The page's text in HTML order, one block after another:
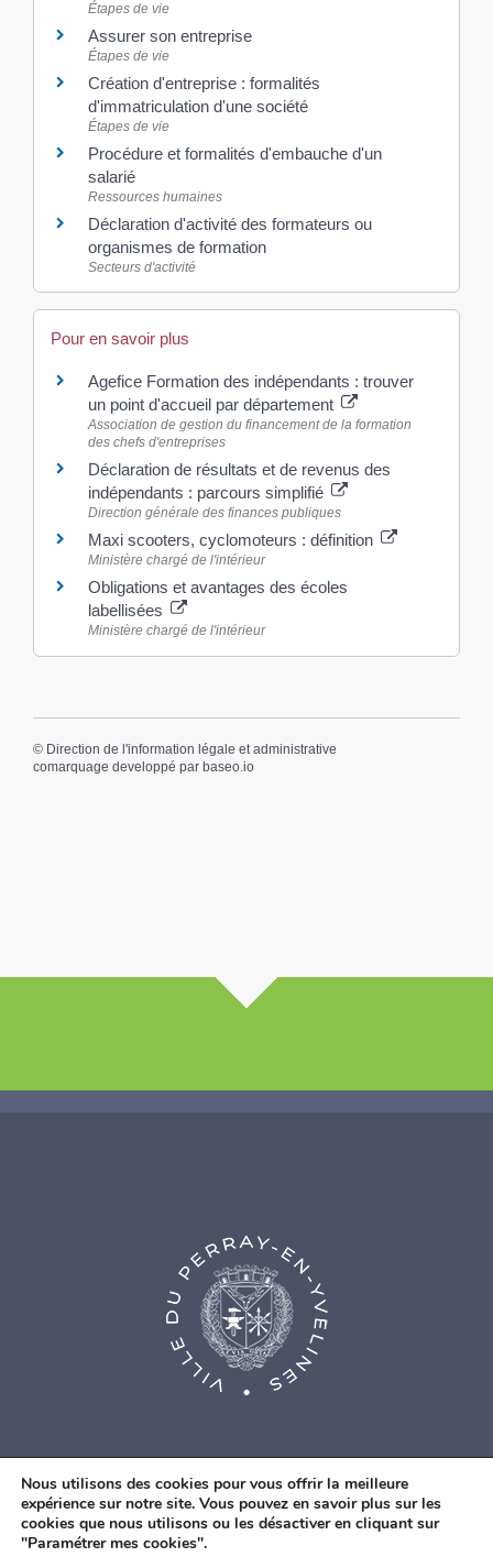
Étapes de vie
Assurer son entreprise
Étapes de vie
Création d'entreprise : formalités
d'immatriculation d'une société
Étapes de vie
Procédure et formalités d'embauche d'un
salarié
Ressources humaines
Déclaration d'activité des formateurs ou
organismes de formation
Secteurs d'activité
Pour en savoir plus
Agefice Formation des indépendants : trouver
un point d'accueil par département
Association de gestion du financement de la formation
des chefs d'entreprises
Déclaration de résultats et de revenus des
indépendants : parcours simplifié
Direction générale des finances publiques
Maxi scooters, cyclomoteurs : définition
Ministère chargé de l'intérieur
Obligations et avantages des écoles
labellisées
Ministère chargé de l'intérieur
© Direction de l'information légale et administrative
comarquage developpé par baseo.io
© Agence Web Fidesio|Mentions légales|Politique de
Nous utilisons des cookies pour vous offrir la meilleure
expérience sur notre site. Vous pouvez en savoir plus sur les
cookies que nous utilisons ou les désactiver en cliquant sur
"Paramétrer mes cookies".